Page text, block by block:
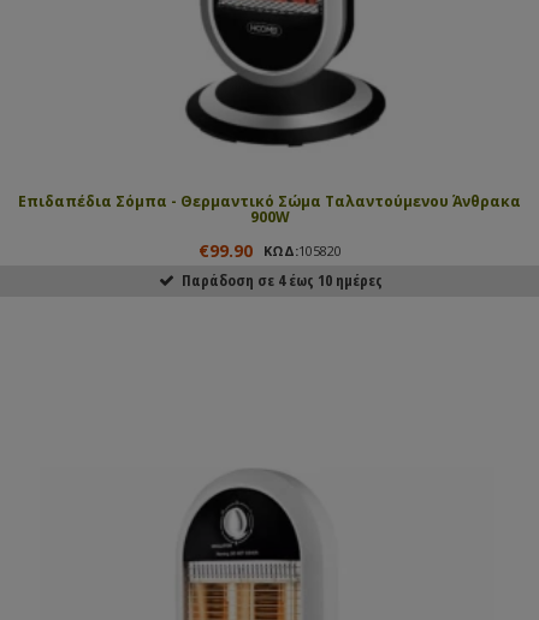
Επιδαπέδια Σόμπα - Θερμαντικό Σώμα Ταλαντούμενου Άνθρακα
900W
€99.90 ΚΩΔ:105820
Παράδοση σε 4 έως 10 ημέρες